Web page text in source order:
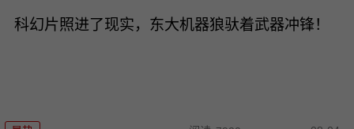
科幻片照进了现实，东大机器狼驮着武器冲锋！